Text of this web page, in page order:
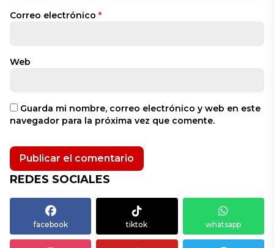
Correo electrónico *
Web
Guarda mi nombre, correo electrónico y web en este
navegador para la próxima vez que comente.
REDES SOCIALES
facebook tiktok whatsapp